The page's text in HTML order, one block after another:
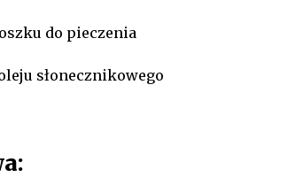
do pieczenia
słonecznikowego